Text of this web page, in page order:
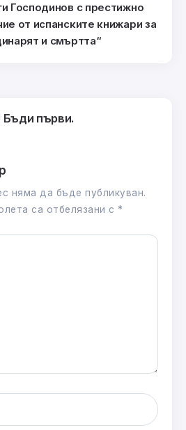
Господинов с престижно
от испанските книжари за
и смъртта“
първи.
няма да бъде публикуван.
са отбелязани с *